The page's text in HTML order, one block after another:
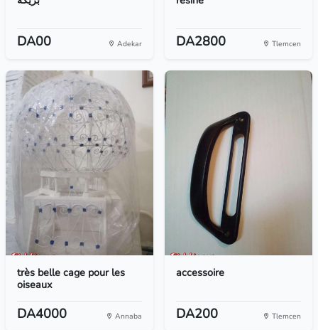
DA00 Adekar DA2800 Tlemcen
très belle cage pour les
oiseaux
DA4000 Annaba
accessoire
DA200 Tlemcen